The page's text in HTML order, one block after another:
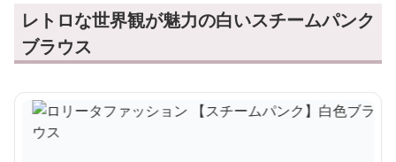
レトロな世界観が魅力の白いスチームパンク
ブラウス